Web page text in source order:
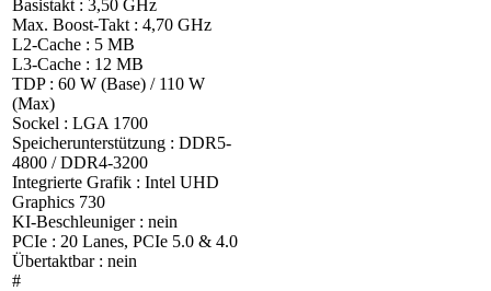
Basistakt : 3,50 GHz
Max. Boost-Takt : 4,70 GHz
L2-Cache : 5 MB
L3-Cache : 12 MB
TDP : 60 W (Base) / 110 W
(Max)
Sockel : LGA 1700
Speicherunterstützung : DDR5-
4800 / DDR4-3200
Integrierte Grafik : Intel UHD
Graphics 730
KI-Beschleuniger : nein
PCIe : 20 Lanes, PCIe 5.0 & 4.0
Übertaktbar : nein
#